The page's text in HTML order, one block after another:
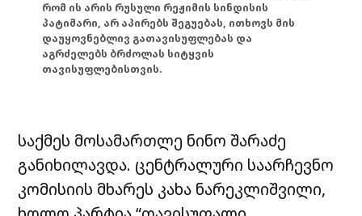
რომ ის არის რუსული რეჟიმის სინდისის
პატიმარი, არ აპირებს შეგუებას, ითხოვს მის
დაუყოვნებლივ გათავისუფლებას და
აგრძელებს ბრძოლას სიტყვის
თავისუფლებისთვის.
საქმეს მოსამართლე ნინო შარაძე
განიხილავდა. ცენტრალური საარჩევნო
კომისიის მხარეს კახა ნარეკლიშვილი,